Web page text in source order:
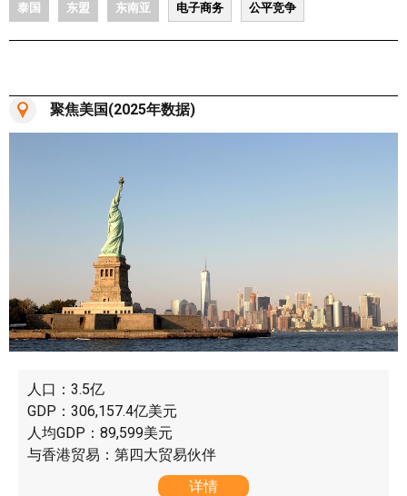
泰国 东盟 东南亚 电子商务 公平竞争
聚焦美国(2025年数据)
人口：3.5亿
GDP：306,157.4亿美元
人均GDP：89,599美元
与香港贸易：第四大贸易伙伴
详情